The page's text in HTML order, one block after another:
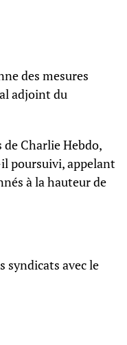
des mesures
adjoint du
de Charlie Hebdo,
il poursuivi, appelant
à la hauteur de
syndicats avec le